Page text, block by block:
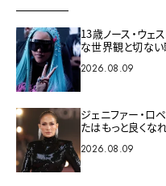
13歳ノース・ウェ
な世界観と切な
2026.08.09
ジェニファー・ロ
たはもっと良くな
2026.08.09